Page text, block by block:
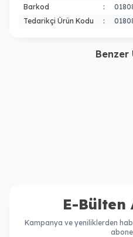
Barkod
:
Tedarikçi Ürün Kodu
:
Benzer
E-Bülten
Kampanya ve yeniliklerden